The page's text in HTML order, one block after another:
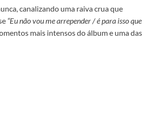
canalizando uma raiva crua que
“Eu não vou me arrepender / é para isso que
mais intensos do álbum e uma das